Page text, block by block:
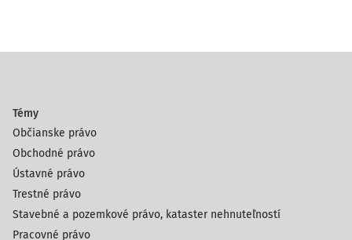
Témy
Občianske právo
Obchodné právo
Ústavné právo
Trestné právo
Stavebné a pozemkové právo, kataster nehnuteľností
Pracovné právo